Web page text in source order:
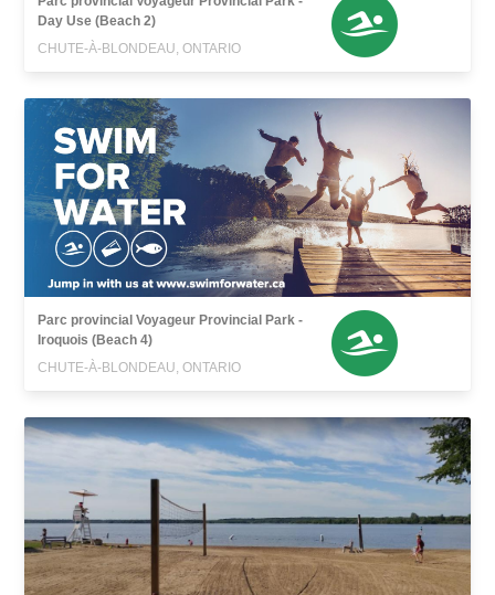
Day Use (Beach 2)
CHUTE-À-BLONDEAU, ONTARIO
Parc provincial Voyageur Provincial Park -
Iroquois (Beach 4)
CHUTE-À-BLONDEAU, ONTARIO